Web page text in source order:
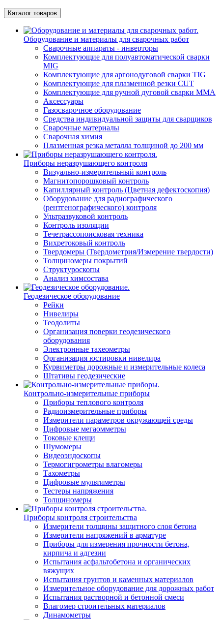
Каталог товаров
Оборудование и материалы для сварочных работ
Сварочные аппараты - инверторы
Комплектующие для полуавтоматической сварки
MIG
Комплектующие для аргонодуговой сварки TIG
Комплектующие для плазменной резки CUT
Комплектующие для ручной дуговой сварки MMA
Аксессуары
Газосварочное оборудование
Средства индивидуальной защиты для сварщиков
Сварочные материалы
Сварочная химия
Плазменная резка металла толщиной до 200 мм
Приборы неразрушающего контроля
Визуально-измерительный контроль
Магнитопорошковый контроль
Капиллярный контроль (Цветная дефектоскопия)
Оборудование для радиографического
(рентгенографического) контроля
Ультразвуковой контроль
Контроль изоляции
Течетрассопоисковая техника
Вихретоковый контроль
Твердомеры (Твердометрия/Измерение твердости)
Толщиномеры покрытий
Структуроскопы
Анализ химсостава
Геодезическое оборудование
Рейки
Нивелиры
Теодолиты
Организация поверки геодезического
оборудования
Электронные тахеометры
Организация юстировки нивелира
Курвиметры дорожные и измерительные колеса
Штативы геодезические
Контрольно-измерительные приборы
Приборы теплового контроля
Радиоизмерительные приборы
Измерители параметров окружающей среды
Цифровые мегаомметры
Токовые клещи
Шумомеры
Видеоэндоскопы
Термогигрометры влагомеры
Тахометры
Цифровые мультиметры
Тестеры напряжения
Толщиномеры
Приборы контроля строительства
Измерители толщины защитного слоя бетона
Измерители напряжений в арматуре
Приборы для измерения прочности бетона,
кирпича и адгезии
Испытания асфальтобетона и органических
вяжущих
Испытания грунтов и каменных материалов
Измерительное оборудование для дорожных работ
Испытания растворной и бетонной смеси
Влагомер строительных материалов
Динамометры